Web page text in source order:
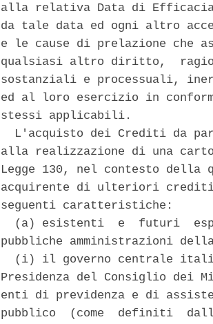
alla relativa Data di
da tale data ed ogni altro
e le cause di prelazione che
qualsiasi altro diritto,
sostanziali e processuali,
ed al loro esercizio in
stessi applicabili.
L'acquisto dei Crediti da
alla realizzazione di una
Legge 130, nel contesto
acquirente di ulteriori
seguenti caratteristiche:
(a) esistenti  e  futuri
pubbliche amministrazioni
(i) il governo centrale
Presidenza del Consiglio
enti di previdenza e di
pubblico  (come  definiti